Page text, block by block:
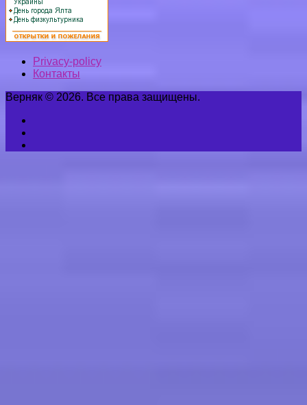
Privacy-policy
Контакты
Верняк © 2026. Все права защищены.